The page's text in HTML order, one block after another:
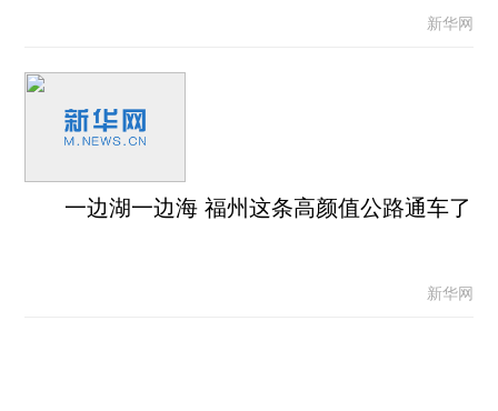
新华网
一边湖一边海 福州这条高颜值公路通车了
新华网